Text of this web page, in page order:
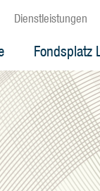
Dienstleistungen
Fondsplatz